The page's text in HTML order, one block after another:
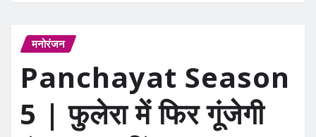
मनोरंजन
Panchayat Season
5 | फुलेरा में फिर गूंजेगी